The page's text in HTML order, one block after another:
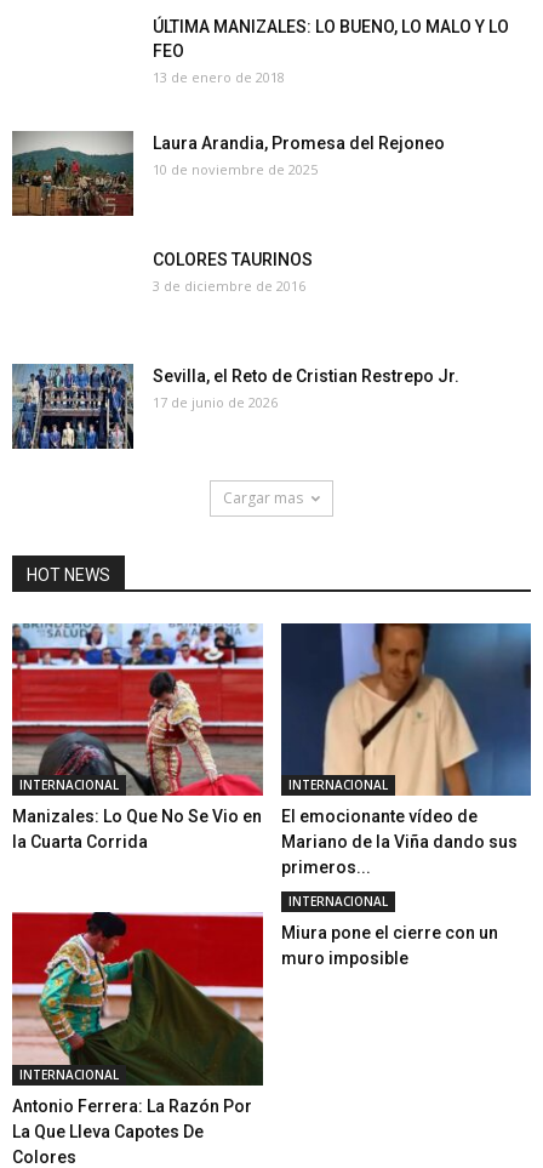
ÚLTIMA MANIZALES: LO BUENO, LO MALO Y LO
FEO
13 de enero de 2018
Laura Arandia, Promesa del Rejoneo
10 de noviembre de 2025
COLORES TAURINOS
3 de diciembre de 2016
Sevilla, el Reto de Cristian Restrepo Jr.
17 de junio de 2026
Cargar mas
HOT NEWS
INTERNACIONAL
Manizales: Lo Que No Se Vio en
la Cuarta Corrida
INTERNACIONAL
El emocionante vídeo de
Mariano de la Viña dando sus
primeros...
INTERNACIONAL
Antonio Ferrera: La Razón Por
La Que Lleva Capotes De
Colores
INTERNACIONAL
Miura pone el cierre con un
muro imposible